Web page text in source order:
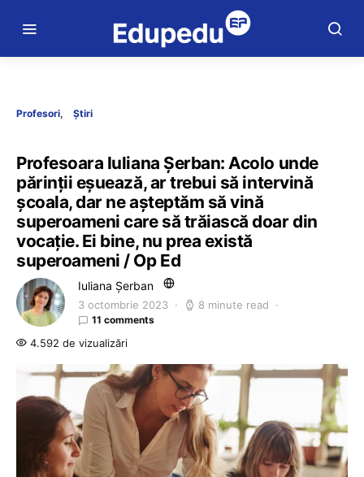
Profesori Știri
Profesoara Iuliana Șerban: Acolo unde
părinții eșuează, ar trebui să intervină
școala, dar ne așteptăm să vină
superoameni care să trăiască doar din
vocație. Ei bine, nu prea există
superoameni / Op Ed
Iuliana Șerban
3 octombrie 2023 8 minute read
11 comments
4.592 de vizualizări